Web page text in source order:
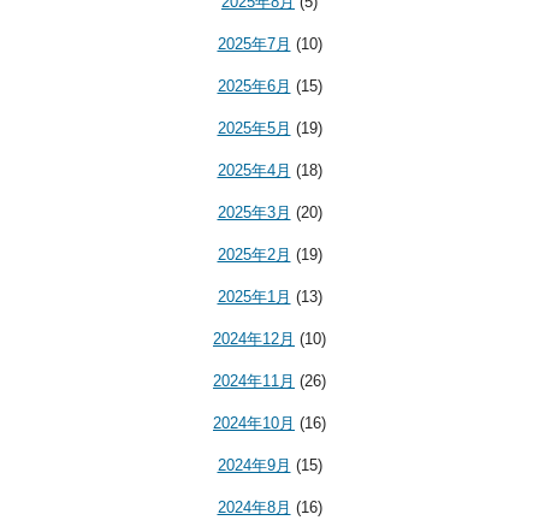
2025年7月 (10)
2025年6月 (15)
2025年5月 (19)
2025年4月 (18)
2025年3月 (20)
2025年2月 (19)
2025年1月 (13)
2024年12月 (10)
2024年11月 (26)
2024年10月 (16)
2024年9月 (15)
2024年8月 (16)